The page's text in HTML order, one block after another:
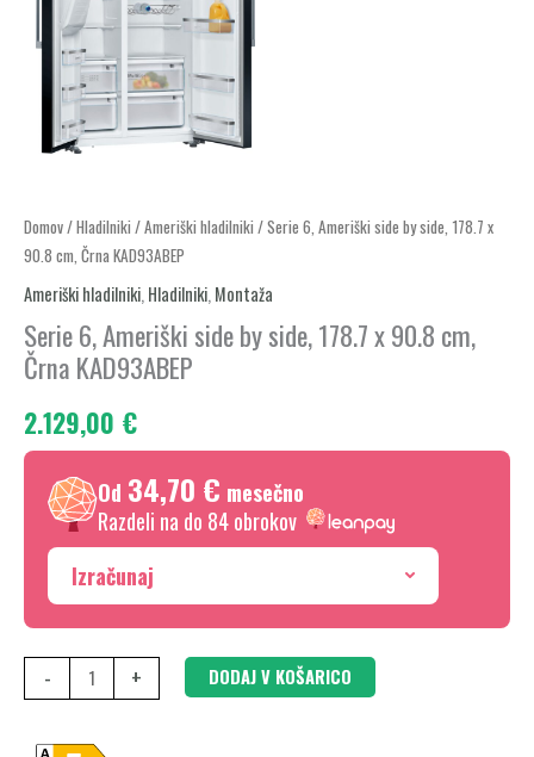
Domov/Hladilniki /Ameriški hladilniki / Serie 6, Ameriški side by side, 178.7 x
90.8 cm, Črna KAD93ABEP
Ameriški hladilniki, Hladilniki, Montaža
Serie 6, Ameriški side by side, 178.7 x 90.8 cm,
Črna KAD93ABEP
2.129,00 €
Od 34,70 € mesečno
Razdeli na do 84 obrokov
Izračunaj
-
Serie
6,
Ameriški
side
by
178.7
x
90.8
Črna
KAD93ABEP
+ DODAJ V KOŠARICO